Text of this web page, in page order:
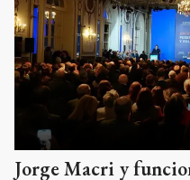
Jorge Macri y